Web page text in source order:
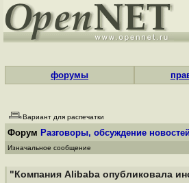
форумы
Вариант для распечатки
Форум Разговоры, обсуждение новостей
Изначальное сообщение
"Компания Alibaba опубликовала